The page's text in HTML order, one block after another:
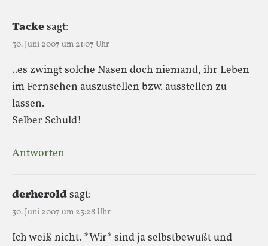
Tackesagt:
30. Juni 2007 um 21:07 Uhr
..es zwingt solche Nasen doch niemand, ihr Leben
im Fernsehen auszustellen bzw. ausstellen zu
lassen.
Selber Schuld!
Antworten
derheroldsagt:
30. Juni 2007 um 23:28 Uhr
Ich weiß nicht. *Wir* sind ja selbstbewußt und